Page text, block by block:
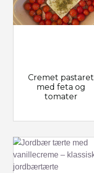
Cremet pastaret
med feta og
tomater